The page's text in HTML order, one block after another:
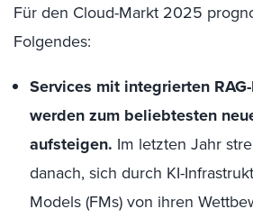
Für den Cloud-Markt 2025
Folgendes:
Services mit integrierten
werden zum beliebtesten
aufsteigen. Im letzten Jahr
danach, sich durch KI-
Models (FMs) von ihren